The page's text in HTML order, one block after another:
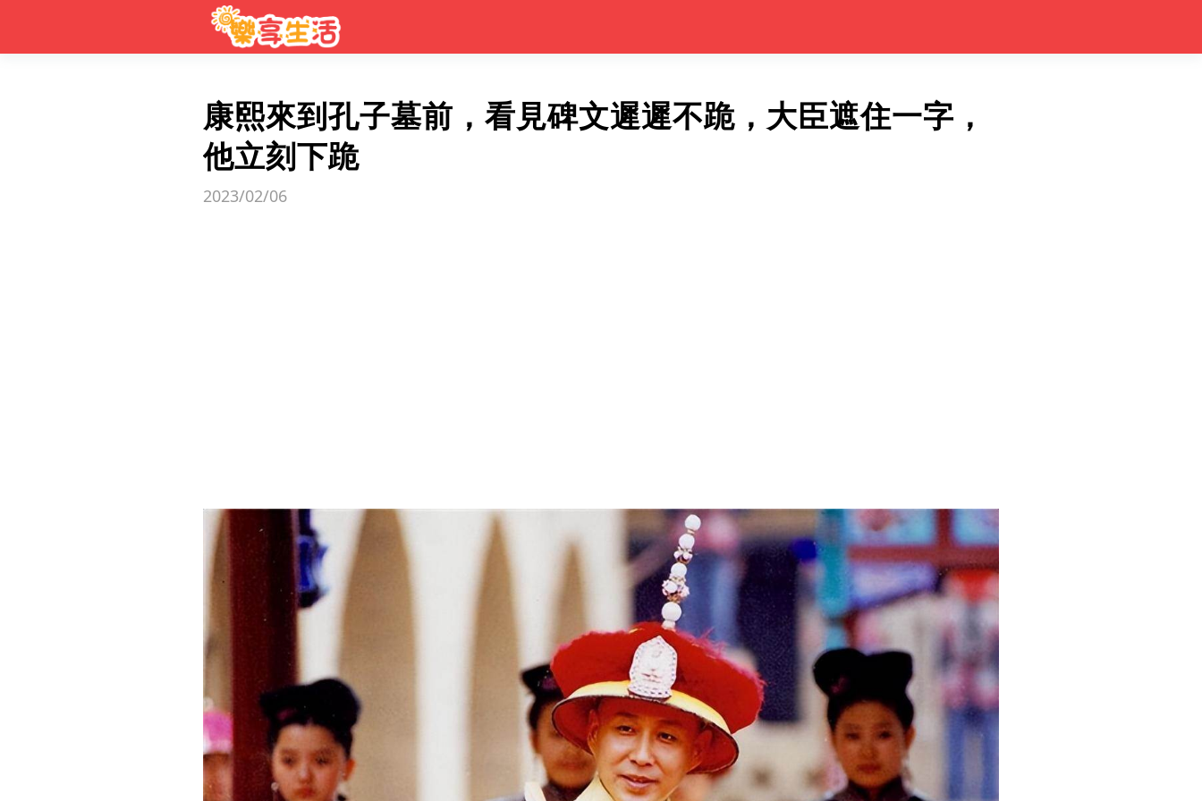
康熙來到孔子墓前，看見碑文遲遲不跪，大臣遮住一字，
他立刻下跪
2023/02/06